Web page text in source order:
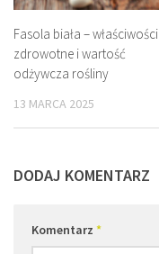
Fasola biała – właściwości
zdrowotne i wartość
odżywcza rośliny
13 MARCA 2025
DODAJ KOMENTARZ
Komentarz *